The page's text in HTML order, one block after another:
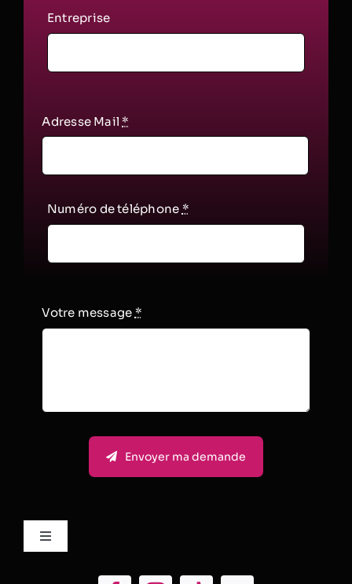
Entreprise
Adresse Mail *
Numéro de téléphone *
Votre message *
Envoyer ma demande
Toggle
Mentions Légales